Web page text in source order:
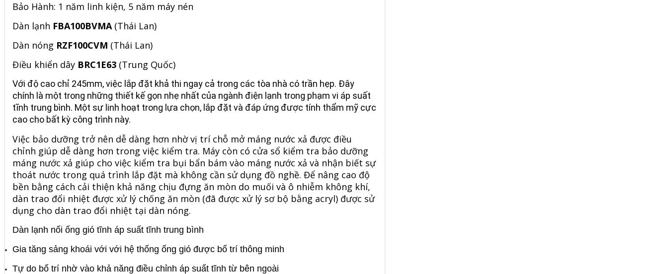
Bảo Hành: 1 năm linh kiện, 5 năm máy nén
Dàn lạnh FBA100BVMA(Thái Lan)
Dàn nóng RZF100CVM (Thái Lan)
Điều khiển dây BRC1E63 (Trung Quốc)
Với độ cao chỉ 245mm, việc lắp đặt khả thi ngay cả trong các tòa nhà có trần hẹp. Đây
chính là một trong những thiết kế gọn nhẹ nhất của ngành điện lạnh trong phạm vi áp suất
tĩnh trung bình. Một sự linh hoạt trong lựa chọn, lắp đặt và đáp ứng được tính thẩm mỹ cực
cao cho bất kỳ công trình này.
Việc bảo dưỡng trở nên dễ dàng hơn nhờ vị trí chỗ mở máng nước xả được điều
chỉnh giúp dễ dàng hơn trong việc kiểm tra. Máy còn có cửa sổ kiểm tra bảo dưỡng
máng nước xả giúp cho việc kiểm tra bụi bẩn bám vào máng nước xả và nhận biết sự
thoát nước trong quá trình lắp đặt mà không cần sử dụng đồ nghề. Để nâng cao độ
bền bằng cách cải thiện khả năng chịu đựng ăn mòn do muối và ô nhiễm không khí,
dàn trao đổi nhiệt được xử lý chống ăn mòn (đã được xử lý sơ bộ bằng acryl) được sử
dụng cho dàn trao đổi nhiệt tại dàn nóng.
Dàn lạnh nối ống gió tĩnh áp suất tĩnh trung bình
Gia tăng sảng khoái với với hệ thống ống gió được bố trí thông minh
Tự do bố trí nhờ vào khả năng điều chỉnh áp suất tĩnh từ bên ngoài